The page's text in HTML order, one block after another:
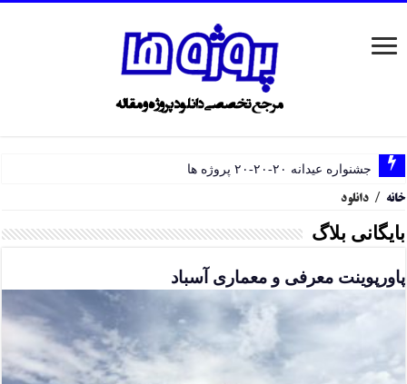
جشنواره عیدانه ۲۰-۲۰-۲۰ پروژه ها
خانه / دانلود
بایگانی بلاگ
پاورپوینت معرفی و معماری آسباد